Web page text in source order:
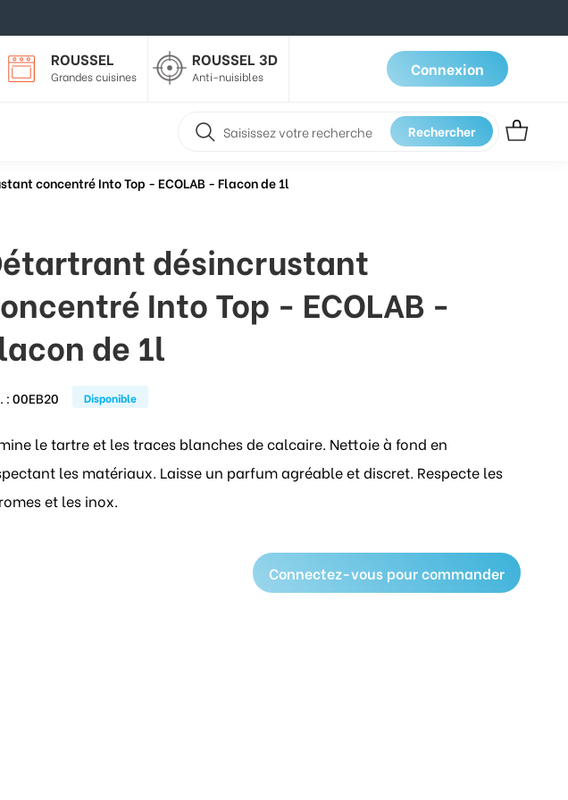
ROUSSEL
Grandes cuisines
ROUSSEL 3D
Anti-nuisibles Connexion
Rechercher
concentré Into Top - ECOLAB - Flacon de 1l
désincrustant
Into Top - ECOLAB -
de 1l
:00EB20 Disponible
le tartre et les traces blanches de calcaire. Nettoie à fond en
les matériaux. Laisse un parfum agréable et discret. Respecte les
et les inox.
Connectez-vous pour commander